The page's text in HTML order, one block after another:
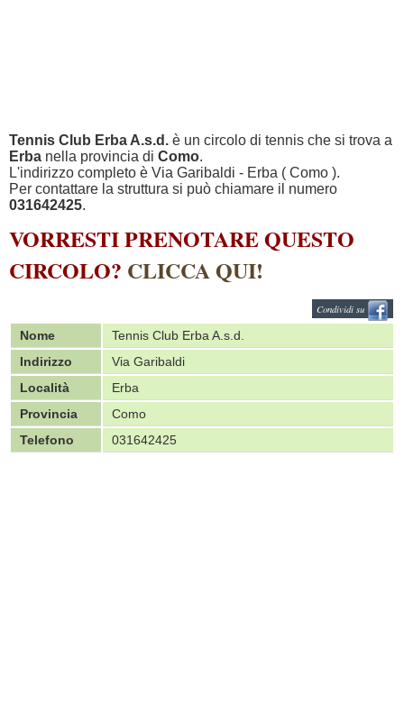
Tennis Club Erba A.s.d. è un circolo di tennis che si trova a
Erba nella provincia di Como.
L'indirizzo completo è Via Garibaldi - Erba ( Como ).
Per contattare la struttura si può chiamare il numero
031642425.
VORRESTI PRENOTARE QUESTO
CIRCOLO? CLICCA QUI!
Condividi su
Nome
Tennis Club Erba A.s.d.
Indirizzo
Via Garibaldi
Località
Erba
Provincia
Como
Telefono
031642425